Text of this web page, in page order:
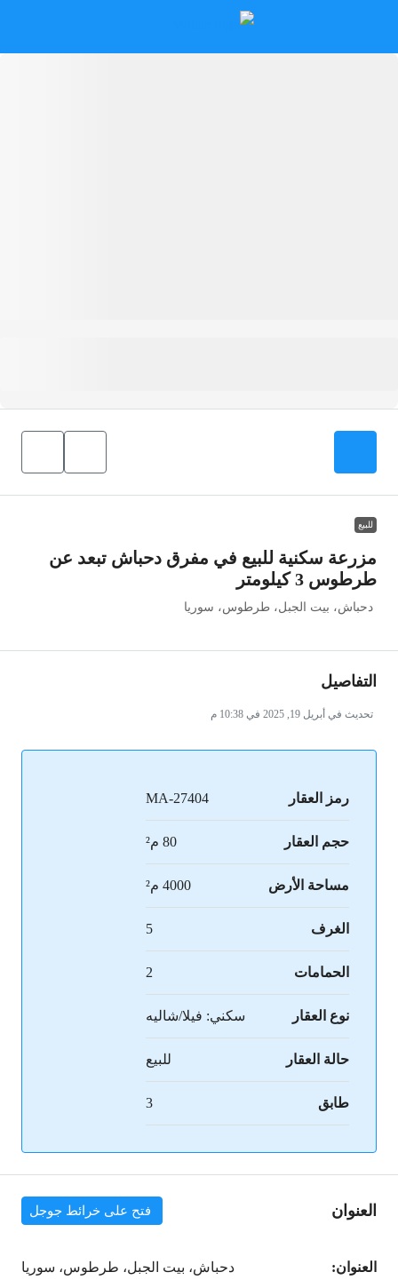
للبيع
مزرعة سكنية للبيع في مفرق دحباش تبعد عن
طرطوس 3 كيلومتر
دحباش، بيت الجبل، طرطوس، سوريا
التفاصيل
تحديث في أبريل 19, 2025 في 10:38 م
رمز العقار MA-27404
حجم العقار 80 م²
مساحة الأرض 4000 م²
الغرف 5
الحمامات 2
نوع العقار سكني: فيلا/شاليه
حالة العقار للبيع
طابق 3
العنوان فتح على خرائط جوجل
العنوان: دحباش، بيت الجبل، طرطوس، سوريا